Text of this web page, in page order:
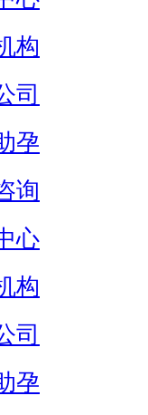
构
司
孕
询
心
构
司
孕